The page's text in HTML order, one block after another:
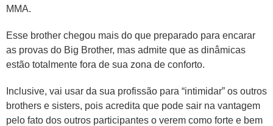
MMA.
Esse brother chegou mais do que preparado para encarar
as provas do Big Brother, mas admite que as dinâmicas
estão totalmente fora de sua zona de conforto.
Inclusive, vai usar da sua profissão para “intimidar” os outros
brothers e sisters, pois acredita que pode sair na vantagem
pelo fato dos outros participantes o verem como forte e bem